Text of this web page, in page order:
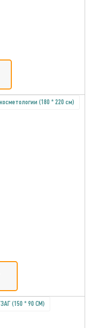
(180 * 220 см)
(150 * 90 СМ)